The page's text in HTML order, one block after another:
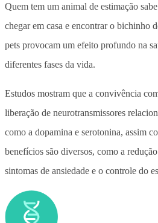
Quem tem um animal de estimação
chegar em casa e encontrar o bichinho
pets provocam um efeito profundo na
diferentes fases da vida.
Estudos mostram que a convivência
liberação de neurotransmissores
como a dopamina e serotonina, assim
benefícios são diversos, como a
sintomas de ansiedade e o controle do